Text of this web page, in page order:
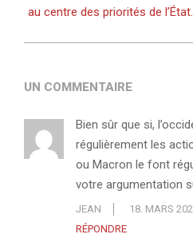
au centre des priorités de l’État.
UN COMMENTAIRE
Bien sûr que si,
régulièrement les
ou Macron le font
votre argumentation
JEAN 18. MARS
RÉPONDRE